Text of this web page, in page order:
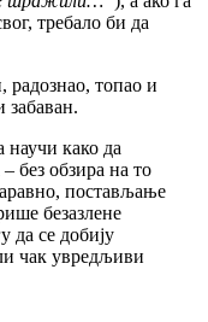
требало би да
радознао, топао и
забаван.
како да
без обзира на то
постављање
безазлене
да се добију
чак увредљиви